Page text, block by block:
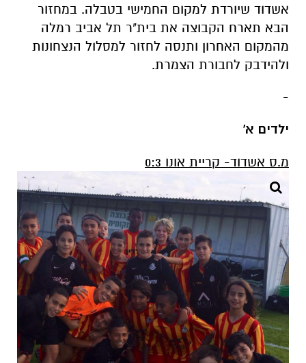
אשדוד שיורדת למקום החמישי בטבלה. במחזור
הבא תארח הקבוצה את בית"ר תל אביב רמלה
מהמקום האחרון ותנסה לחזור למסלול הנצחונות
ולהידבק לחבורת הצמרת.
-
ילדים א'
מ.ס אשדוד- קריית אונו 0:3